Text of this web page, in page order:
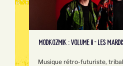
MODKOZMIK : VOLUME II - LES
Musique rétro-futuriste,